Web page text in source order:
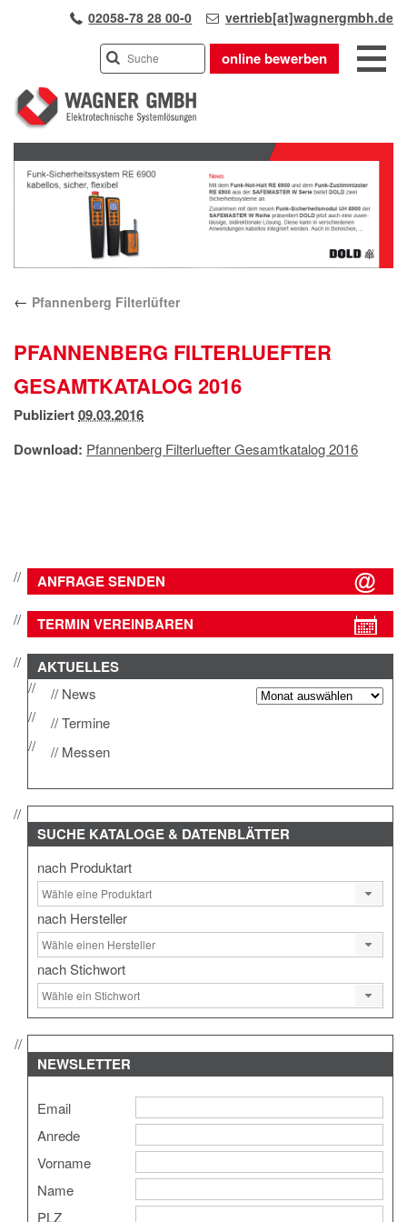
02058-78 28 00-0 vertrieb[at]wagnergmbh.de
online bewerben
INDUSTRIEVERTRETUNG
UNSER TEAM
WIR ÜBER UNS
KARRIERE
PRODUKTE
APPLIKATIONEN
KONTAKT
ANFAHRT
IMPRESSUM
DATENSCHUTZ
Previous
Next
← Pfannenberg Filterlüfter
PFANNENBERG FILTERLUEFTER
GESAMTKATALOG 2016
Publiziert09.03.2016
Download: Pfannenberg Filterluefter Gesamtkatalog 2016
ANFRAGE SENDEN
TERMIN VEREINBAREN
AKTUELLES
News
Termine
Messen
SUCHE KATALOGE & DATENBLÄTTER
nach Produktart
nach Hersteller
nach Stichwort
NEWSLETTER
Email
Anrede
Vorname
Name
PLZ